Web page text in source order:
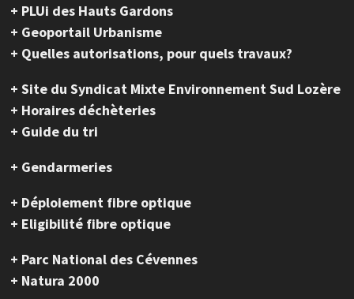
+ PLUi des Hauts Gardons
+ Geoportail Urbanisme
+ Quelles autorisations, pour quels travaux?
+ Site du Syndicat Mixte Environnement Sud Lozère
+ Horaires déchèteries
+ Guide du tri
+ Gendarmeries
+ Déploiement fibre optique
+ Eligibilité fibre optique
+ Parc National des Cévennes
+ Natura 2000